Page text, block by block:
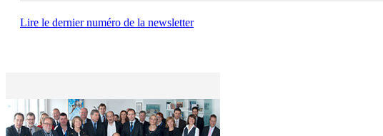
Lire le dernier numéro de la newsletter